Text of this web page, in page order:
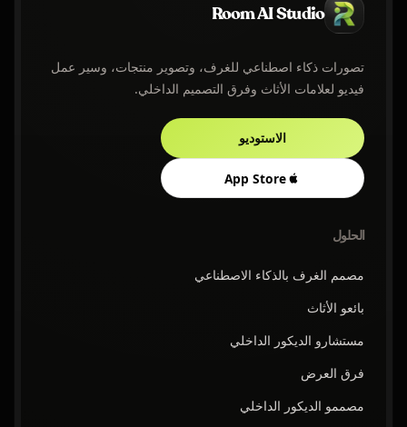
Room AI Studio
تصورات ذكاء اصطناعي للغرف، وتصوير منتجات، وسير عمل
فيديو لعلامات الأثاث وفرق التصميم الداخلي.
الاستوديو
App Store
الحلول
مصمم الغرف بالذكاء الاصطناعي
بائعو الأثاث
مستشارو الديكور الداخلي
فرق العرض
مصممو الديكور الداخلي